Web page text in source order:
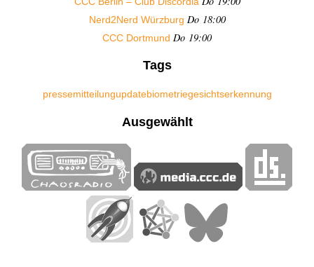
Nerd2Nerd Würzburg Do 18:00
CCC Dortmund Do 19:00
Tags
pressemitteilungupdatebiometriegesichtserkennung
Ausgewählt